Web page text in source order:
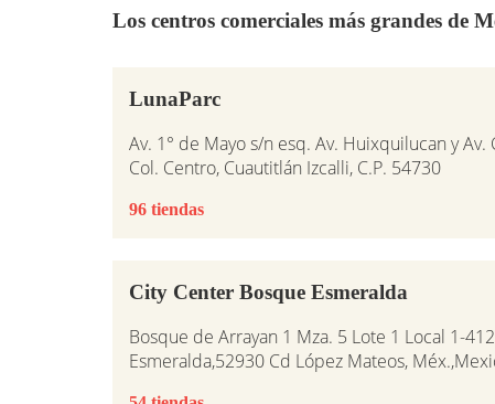
Los centros comerciales más grandes de
LunaParc
Av. 1° de Mayo s/n esq. Av. Huixquilucan y Av.
Col. Centro, Cuautitlán Izcalli, C.P. 54730
96 tiendas
City Center Bosque Esmeralda
Bosque de Arrayan 1 Mza. 5 Lote 1 Local 1-
Esmeralda,52930 Cd López Mateos,